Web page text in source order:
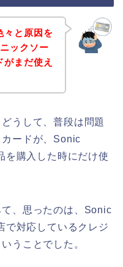
々と原因を
ックソー
まだ使え
うして、普段は問題
ードが、Sonic
を購入した時にだけ使
、思ったのは、Sonic
で対応しているクレジ
うことでした。